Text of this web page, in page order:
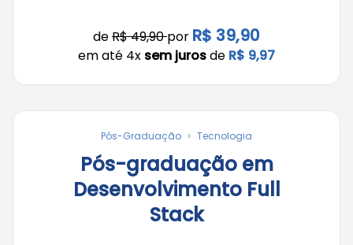
deR$ 49,90por R$ 39,90
em até 4x sem jurosde R$ 9,97
Pós-Graduação Tecnologia
Pós-graduação em
Desenvolvimento Full
Stack